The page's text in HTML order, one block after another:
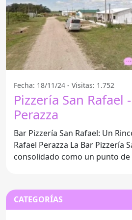
Fecha: 18/11/24 - Visitas: 1.752
Pizzería San Rafael
Perazza
Bar Pizzería San Rafael: Un
Rafael Perazza La Bar Pizzería San Rafael se ha
consolidado como un punto
CATEGORÍAS